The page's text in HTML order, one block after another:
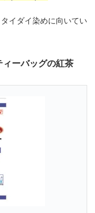
イダイ染めに向いてい
ーバッグの紅茶